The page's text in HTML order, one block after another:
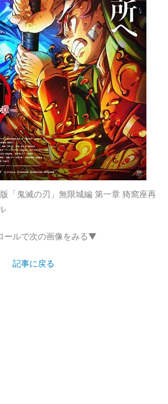
版「鬼滅の刃」無限城編 第一章 猗窩座再
ールで次の画像をみる▼
記事に戻る